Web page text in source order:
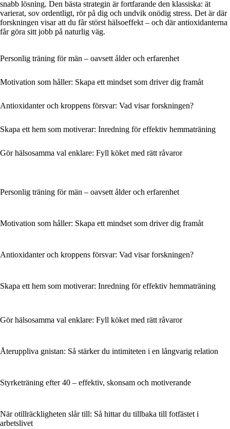
snabb lösning. Den bästa strategin är fortfarande den klassiska: ät
varierat, sov ordentligt, rör på dig och undvik onödig stress. Det är där
forskningen visar att du får störst hälsoeffekt – och där antioxidanterna
får göra sitt jobb på naturlig väg.
Personlig träning för män – oavsett ålder och erfarenhet
Motivation som håller: Skapa ett mindset som driver dig framåt
Antioxidanter och kroppens försvar: Vad visar forskningen?
Skapa ett hem som motiverar: Inredning för effektiv hemmaträning
Gör hälsosamma val enklare: Fyll köket med rätt råvaror
Personlig träning för män – oavsett ålder och erfarenhet
Motivation som håller: Skapa ett mindset som driver dig framåt
Antioxidanter och kroppens försvar: Vad visar forskningen?
Skapa ett hem som motiverar: Inredning för effektiv hemmaträning
Gör hälsosamma val enklare: Fyll köket med rätt råvaror
Återuppliva gnistan: Så stärker du intimiteten i en långvarig relation
Styrketräning efter 40 – effektiv, skonsam och motiverande
När otillräckligheten slår till: Så hittar du tillbaka till fotfästet i
arbetslivet